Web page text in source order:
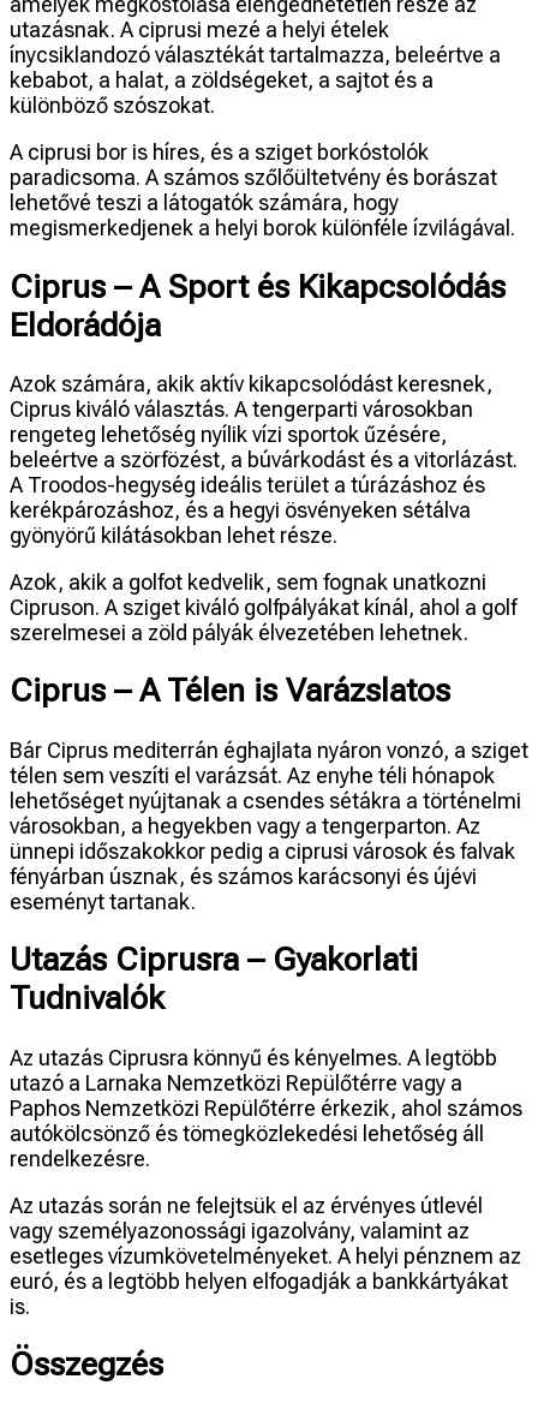
utazásnak. A ciprusi mezé a helyi ételek
ínycsiklandozó választékát tartalmazza, beleértve a
kebabot, a halat, a zöldségeket, a sajtot és a
különböző szószokat.
A ciprusi bor is híres, és a sziget borkóstolók
paradicsoma. A számos szőlőültetvény és borászat
lehetővé teszi a látogatók számára, hogy
megismerkedjenek a helyi borok különféle ízvilágával.
Ciprus – A Sport és Kikapcsolódás
Eldorádója
Azok számára, akik aktív kikapcsolódást keresnek,
Ciprus kiváló választás. A tengerparti városokban
rengeteg lehetőség nyílik vízi sportok űzésére,
beleértve a szörfözést, a búvárkodást és a vitorlázást.
A Troodos-hegység ideális terület a túrázáshoz és
kerékpározáshoz, és a hegyi ösvényeken sétálva
gyönyörű kilátásokban lehet része.
Azok, akik a golfot kedvelik, sem fognak unatkozni
Cipruson. A sziget kiváló golfpályákat kínál, ahol a golf
szerelmesei a zöld pályák élvezetében lehetnek.
Ciprus – A Télen is Varázslatos
Bár Ciprus mediterrán éghajlata nyáron vonzó, a sziget
télen sem veszíti el varázsát. Az enyhe téli hónapok
lehetőséget nyújtanak a csendes sétákra a történelmi
városokban, a hegyekben vagy a tengerparton. Az
ünnepi időszakokkor pedig a ciprusi városok és falvak
fényárban úsznak, és számos karácsonyi és újévi
eseményt tartanak.
Utazás Ciprusra – Gyakorlati
Tudnivalók
Az utazás Ciprusra könnyű és kényelmes. A legtöbb
utazó a Larnaka Nemzetközi Repülőtérre vagy a
Paphos Nemzetközi Repülőtérre érkezik, ahol számos
autókölcsönző és tömegközlekedési lehetőség áll
rendelkezésre.
Az utazás során ne felejtsük el az érvényes útlevél
vagy személyazonossági igazolvány, valamint az
esetleges vízumkövetelményeket. A helyi pénznem az
euró, és a legtöbb helyen elfogadják a bankkártyákat
is.
Összegzés